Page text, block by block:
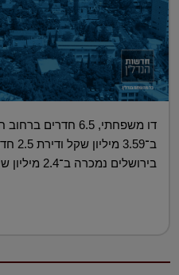
דו משפחתי, 6.5
בירושלים נמכרה ב־2.4 מיליון שקל